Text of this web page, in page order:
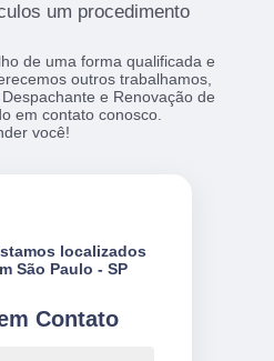
um procedimento
de uma forma qualificada e
outros trabalhamos,
e Renovação de
em contato conosco.
você!
Contato
localizados
São Paulo - SP